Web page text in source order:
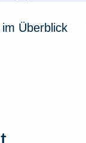
Überblick